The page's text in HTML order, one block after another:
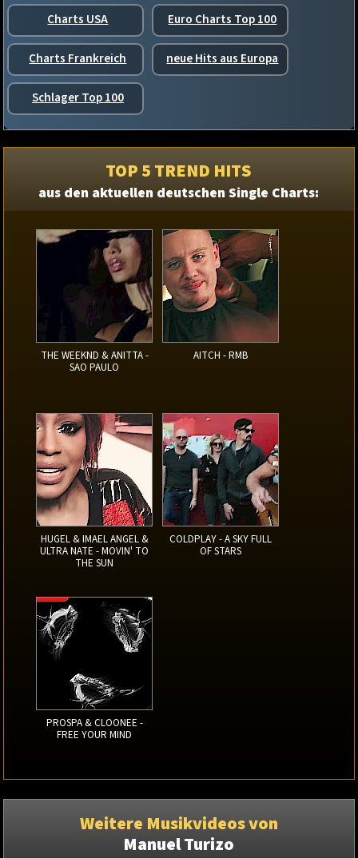
Charts USA Euro Charts Top 100
Charts Frankreich neue Hits aus Europa
Schlager Top 100
TOP 5 TREND HITS
aus den aktuellen deutschen Single Charts:
THE WEEKND & ANITTA -
SAO PAULO
AITCH - RMB
HUGEL & IMAEL ANGEL &
ULTRA NATE - MOVIN' TO
THE SUN
COLDPLAY - A SKY FULL
OF STARS
PROSPA & CLOONEE -
FREE YOUR MIND
Weitere Musikvideos von
Manuel Turizo